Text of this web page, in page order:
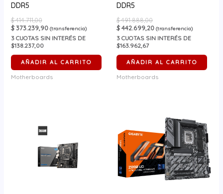
DDR5
$414.711,00
$373.239,90 (transferencia)
3CUOTAS SIN INTERÉS DE
$138.237,00
AÑADIR AL CARRITO
Motherboards
DDR5
$491.888,00
$442.699,20 (transferencia)
3 CUOTAS SIN INTERÉS DE
$163.962,67
AÑADIR AL CARRITO
Motherboards